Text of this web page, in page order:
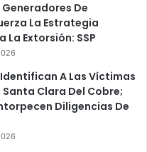
De
La Estrategia
La Extorsión: SSP
A Las Víctimas
Santa Clara Del Cobre;
Diligencias De